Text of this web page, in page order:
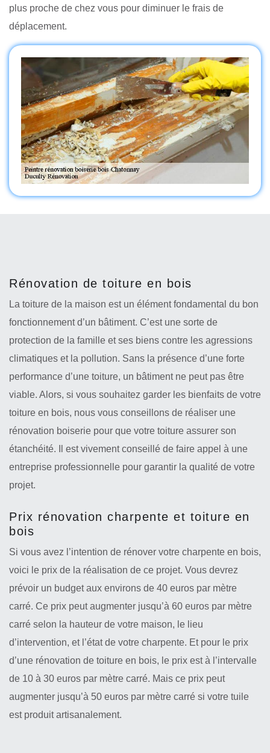
plus proche de chez vous pour diminuer le frais de
déplacement.
Rénovation de toiture en bois
La toiture de la maison est un élément fondamental du bon
fonctionnement d’un bâtiment. C’est une sorte de
protection de la famille et ses biens contre les agressions
climatiques et la pollution. Sans la présence d’une forte
performance d’une toiture, un bâtiment ne peut pas être
viable. Alors, si vous souhaitez garder les bienfaits de votre
toiture en bois, nous vous conseillons de réaliser une
rénovation boiserie pour que votre toiture assurer son
étanchéité. Il est vivement conseillé de faire appel à une
entreprise professionnelle pour garantir la qualité de votre
projet.
Prix rénovation charpente et toiture en
bois
Si vous avez l’intention de rénover votre charpente en bois,
voici le prix de la réalisation de ce projet. Vous devrez
prévoir un budget aux environs de 40 euros par mètre
carré. Ce prix peut augmenter jusqu’à 60 euros par mètre
carré selon la hauteur de votre maison, le lieu
d’intervention, et l’état de votre charpente. Et pour le prix
d’une rénovation de toiture en bois, le prix est à l’intervalle
de 10 à 30 euros par mètre carré. Mais ce prix peut
augmenter jusqu’à 50 euros par mètre carré si votre tuile
est produit artisanalement.